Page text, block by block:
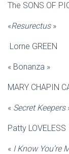
The SONS OF
«Resurectus»
Lorne GREEN
« Bonanza »
MARY CHAPIN
« Secret Keepers
Patty LOVELESS
« I Know You’re